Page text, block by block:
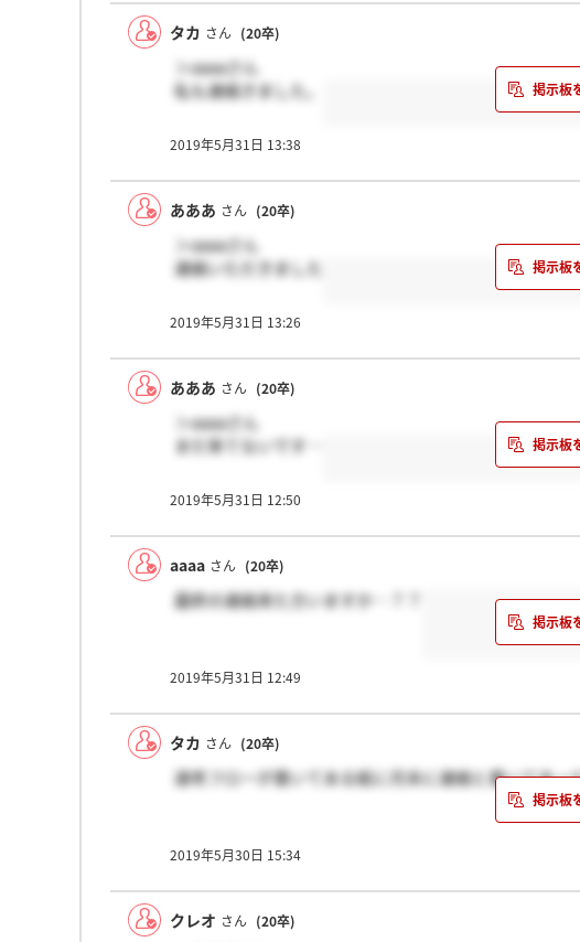
タカ さん (20卒)
＞aaaaさん
私も連絡きました。
2019年5月31日 13:38
あああ さん (20卒)
＞aaaaさん
連絡いただきました
2019年5月31日 13:26
あああ さん (20卒)
＞aaaaさん
まだ来てないです…
2019年5月31日 12:50
aaaa さん (20卒)
最終の連絡来た方いますか…？？
2019年5月31日 12:49
タカ さん (20卒)
選考フローが書いてある紙に月末に連絡と書いてあっ
2019年5月30日 15:34
クレオ さん (20卒)